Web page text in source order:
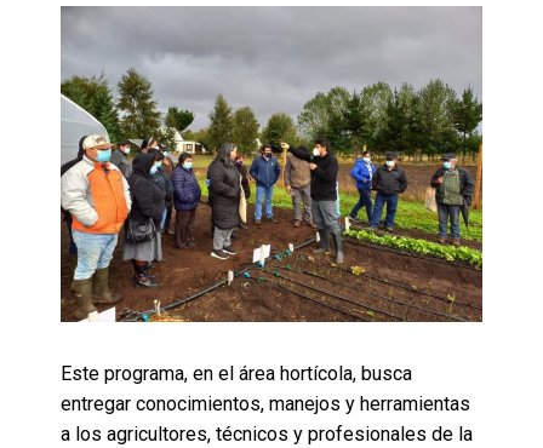
Este programa, en el área hortícola, busca
entregar conocimientos, manejos y herramientas
a los agricultores, técnicos y profesionales de la